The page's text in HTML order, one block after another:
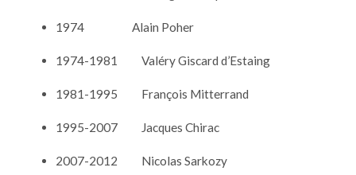
1974 Alain Poher
1974-1981 Valéry Giscard d’Estaing
1981-1995 François Mitterrand
1995-2007 Jacques Chirac
2007-2012 Nicolas Sarkozy